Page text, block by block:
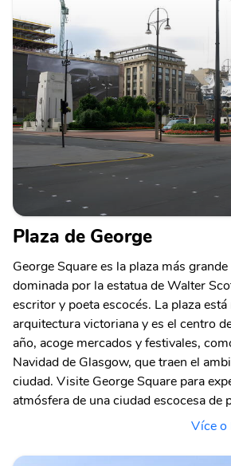
Plaza de George
George Square es la plaza más
dominada por la estatua de Walter
escritor y poeta escocés. La plaza está
arquitectura victoriana y es el centro
año, acoge mercados y festivales,
Navidad de Glasgow, que traen el
ciudad. Visite George Square para
atmósfera de una ciudad escocesa de
Více o